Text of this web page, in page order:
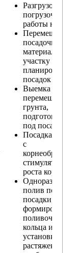
Разгрузо-
погрузочные
работы на
Перемещение
посадочного
материала по
участку и
планирование
посадок
Выемка и
перемещение
грунта,
подготовка
под посадку
Посадка
с
стимулятором
роста корней
Одноразовый
полив после
посадки,
формирование
поливочного
кольца и
установка
растяжек (при